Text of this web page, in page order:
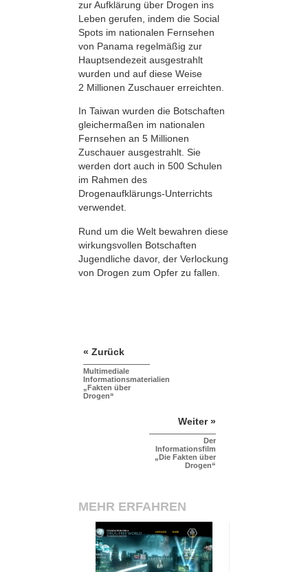
zur Aufklärung über Drogen ins
Leben gerufen, indem die Social
Spots im nationalen Fernsehen
von Panama regelmäßig zur
Hauptsendezeit ausgestrahlt
wurden und auf diese Weise
2 Millionen Zuschauer erreichten.
In Taiwan wurden die Botschaften
gleichermaßen im nationalen
Fernsehen an 5 Millionen
Zuschauer ausgestrahlt. Sie
werden dort auch in 500 Schulen
im Rahmen des
Drogenaufklärungs-Unterrichts
verwendet.
Rund um die Welt bewahren diese
wirkungsvollen Botschaften
Jugendliche davor, der Verlockung
von Drogen zum Opfer zu fallen.
« Zurück
Multimediale
Informationsmaterialien
„Fakten über
Drogen“
Weiter »
Der
Informationsfilm
„Die Fakten über
Drogen“
MEHR ERFAHREN